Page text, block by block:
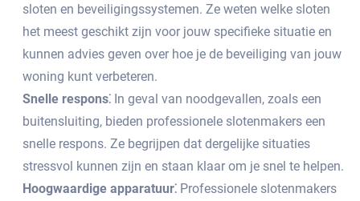
sloten en beveiligingssystemen.​ Ze weten welke sloten
het meest geschikt zijn voor jouw specifieke situatie en
kunnen advies geven over hoe je de beveiliging van jouw
woning kunt verbeteren.​
Snelle respons⁚ In geval van noodgevallen, zoals een
buitensluiting, bieden professionele slotenmakers een
snelle respons.​ Ze begrijpen dat dergelijke situaties
stressvol kunnen zijn en staan klaar om je snel te helpen.
Hoogwaardige apparatuur⁚ Professionele slotenmakers